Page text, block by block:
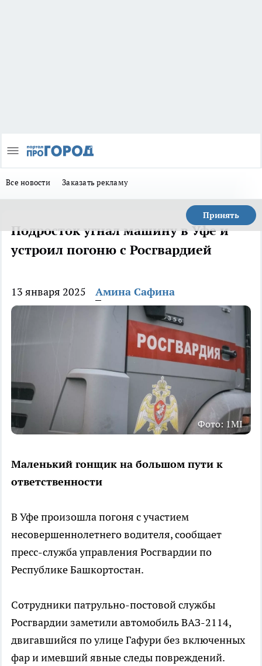
Все новости Заказать рекламу
Принять
Подросток угнал машину в Уфе и
устроил погоню с Росгвардией
13 января 2025 Амина Сафина
Фото: 1MI
Маленький гонщик на большом пути к
ответственности
В Уфе произошла погоня с участием
несовершеннолетнего водителя, сообщает
пресс-служба управления Росгвардии по
Республике Башкортостан.
Сотрудники патрульно-постовой службы
Росгвардии заметили автомобиль ВАЗ-2114,
двигавшийся по улице Гафури без включенных
фар и имевший явные следы повреждений.